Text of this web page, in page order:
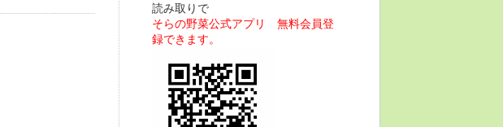
読み取りで
そらの野菜公式アプリ 無料会員登
録できます。